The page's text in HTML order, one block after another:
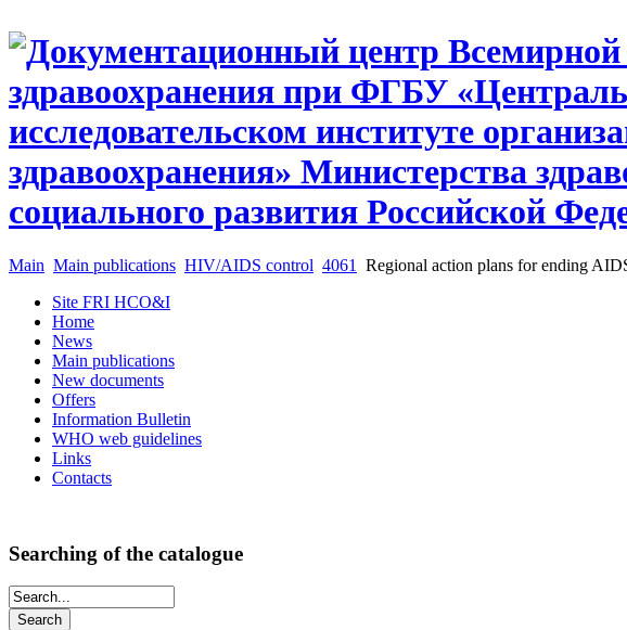
Main Main publications HIV/AIDS control 4061
Regional action plans for ending
Site FRI HCO&I
Home
News
Main publications
New documents
Offers
Information Bulletin
WHO web guidelines
Links
Contacts
Searching of the catalogue